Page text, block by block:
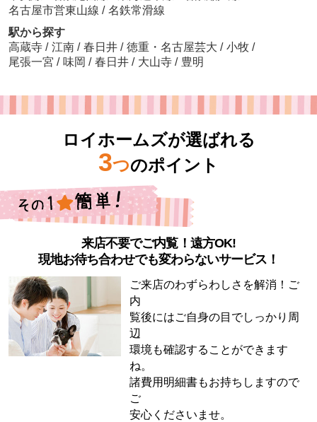
名古屋市営東山線 / 名鉄常滑線
駅から探す
高蔵寺 / 江南 / 春日井 / 徳重・名古屋芸大 / 小牧 /
尾張一宮 / 味岡 / 春日井 / 大山寺 / 豊明
ロイホームズが選ばれる
3つのポイント
来店不要でご内覧！遠方OK!
現地お待ち合わせでも変わらないサービス！
ご来店のわずらわしさを解消！ご
内
覧後にはご自身の目でしっかり周
辺
環境も確認することができます
ね。
諸費用明細書もお持ちしますので
ご
安心くださいませ。